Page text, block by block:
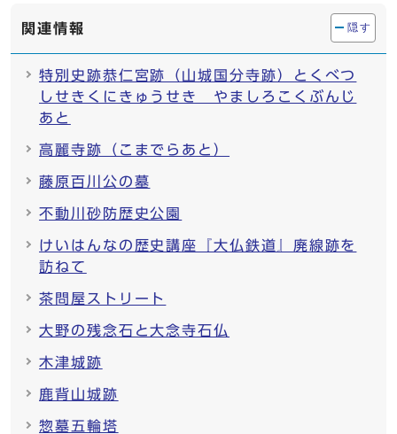
関連情報 隠す
特別史跡恭仁宮跡（山城国分寺跡）とくべつ
しせきくにきゅうせき やましろこくぶんじ
あと
高麗寺跡（こまでらあと）
藤原百川公の墓
不動川砂防歴史公園
けいはんなの歴史講座『大仏鉄道』廃線跡を
訪ねて
茶問屋ストリート
大野の残念石と大念寺石仏
木津城跡
鹿背山城跡
惣墓五輪塔